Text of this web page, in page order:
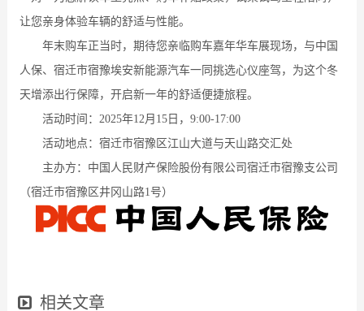
让您亲身体验车辆的舒适与性能。
年末购车正当时，期待您亲临购车嘉年华车展现场，与中国
人保、宿迁市宿豫埃安新能源汽车一同挑选心仪座驾，为这个冬
天增添出行保障，开启新一年的舒适便捷旅程。
活动时间：2025年12月15日，9:00-17:00
活动地点：宿迁市宿豫区江山大道与天山路交汇处
主办方：中国人民财产保险股份有限公司宿迁市宿豫支公司
（宿迁市宿豫区井冈山路1号）
相关文章